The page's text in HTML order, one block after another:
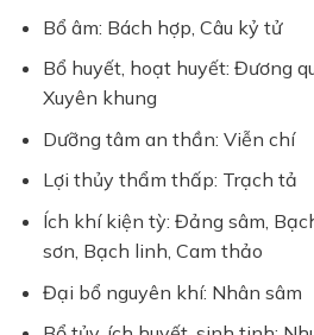
Bổ âm: Bách hợp, Câu kỷ tử
Bổ huyết, hoạt huyết: Đương
Xuyên khung
Dưỡng tâm an thần: Viễn chí
Lợi thủy thẩm thấp: Trạch tả
Ích khí kiện tỳ: Đảng sâm,
sơn, Bạch linh, Cam thảo
Đại bổ nguyên khí: Nhân sâm